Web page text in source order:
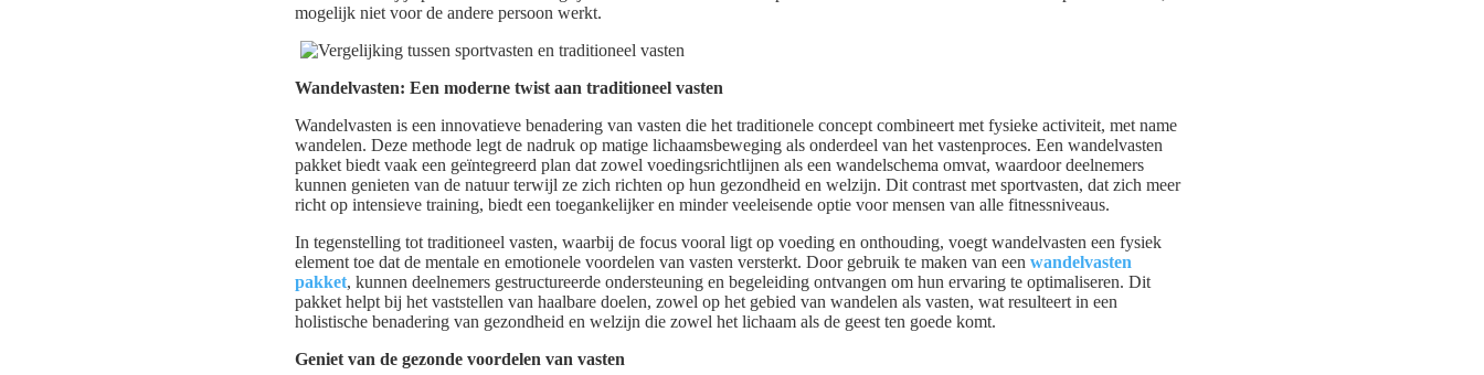
mogelijk niet voor de andere persoon werkt.
Wandelvasten: Een moderne twist aan traditioneel vasten
Wandelvasten is een innovatieve benadering van vasten die het traditionele concept combineert met fysieke activiteit, met name
wandelen. Deze methode legt de nadruk op matige lichaamsbeweging als onderdeel van het vastenproces. Een wandelvasten
pakket biedt vaak een geïntegreerd plan dat zowel voedingsrichtlijnen als een wandelschema omvat, waardoor deelnemers
kunnen genieten van de natuur terwijl ze zich richten op hun gezondheid en welzijn. Dit contrast met sportvasten, dat zich meer
richt op intensieve training, biedt een toegankelijker en minder veeleisende optie voor mensen van alle fitnessniveaus.
In tegenstelling tot traditioneel vasten, waarbij de focus vooral ligt op voeding en onthouding, voegt wandelvasten een fysiek
element toe dat de mentale en emotionele voordelen van vasten versterkt. Door gebruik te maken van een wandelvasten
pakket, kunnen deelnemers gestructureerde ondersteuning en begeleiding ontvangen om hun ervaring te optimaliseren. Dit
pakket helpt bij het vaststellen van haalbare doelen, zowel op het gebied van wandelen als vasten, wat resulteert in een
holistische benadering van gezondheid en welzijn die zowel het lichaam als de geest ten goede komt.
Geniet van de gezonde voordelen van vasten